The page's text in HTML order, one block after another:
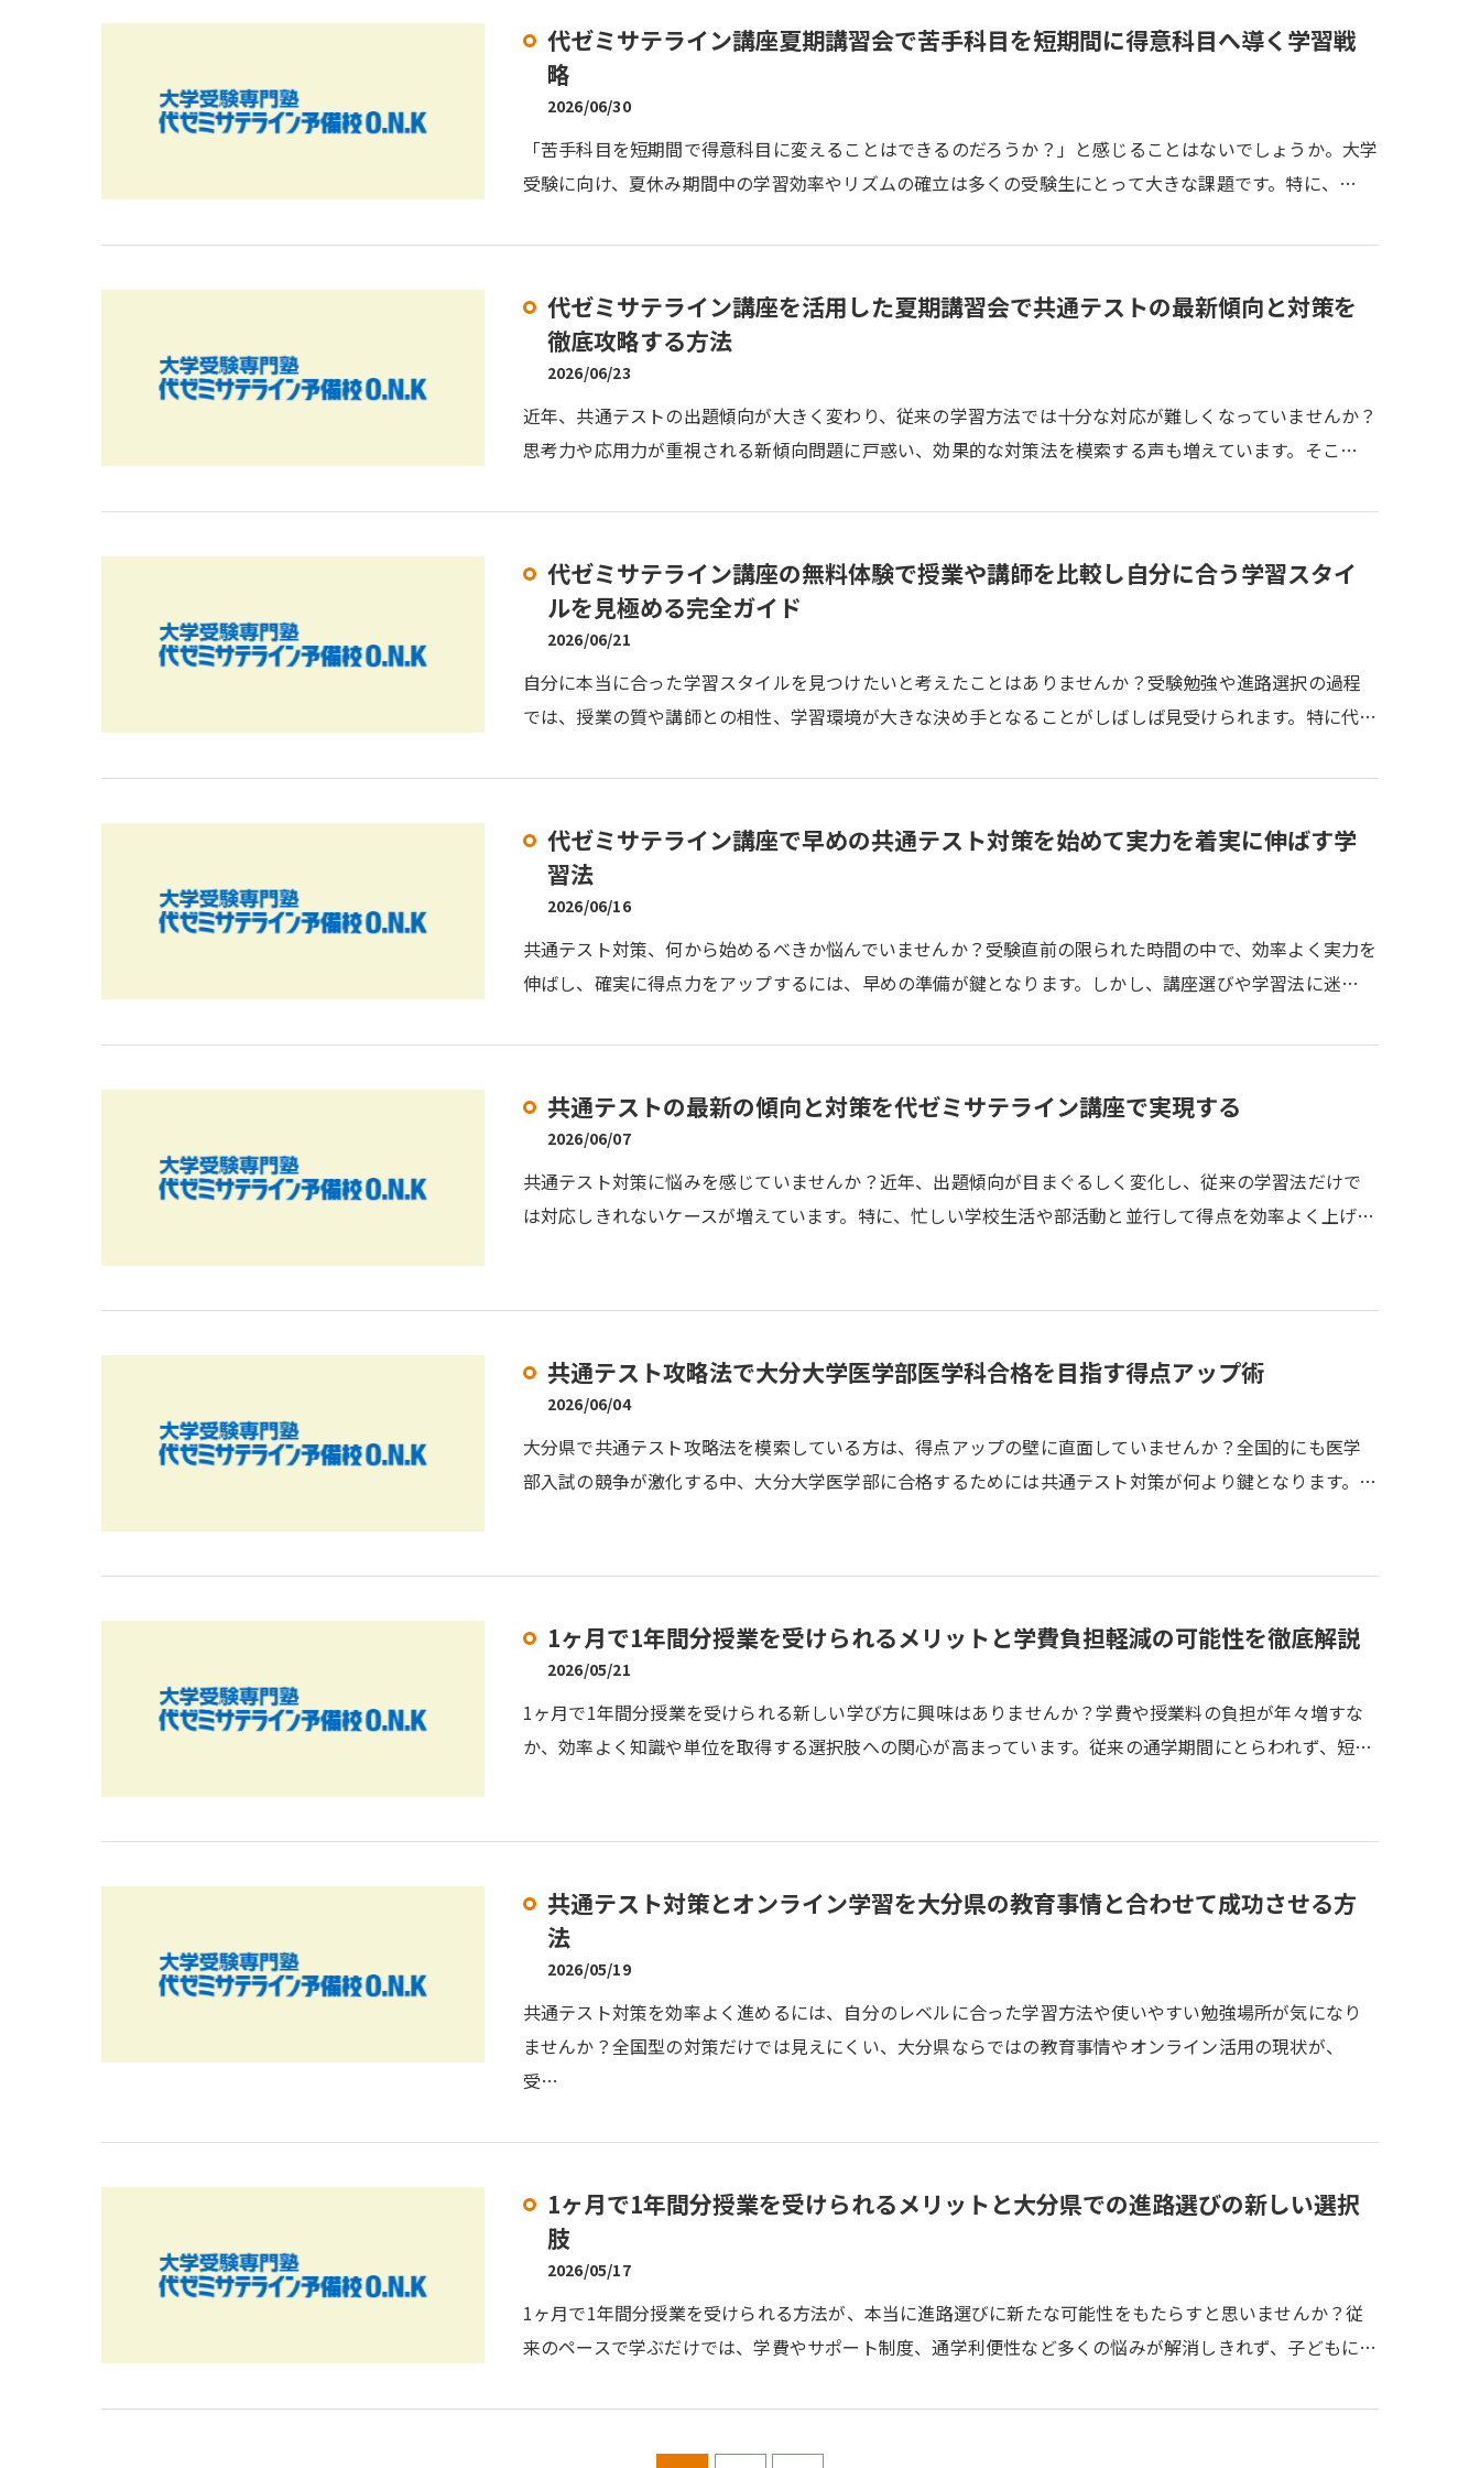
代ゼミサテライン講座夏期講習会で苦手科目を短期間に得意科目へ導く学習戦
略
2026/06/30
「苦手科目を短期間で得意科目に変えることはできるのだろうか？」と感じることはないでしょうか。大学
受験に向け、夏休み期間中の学習効率やリズムの確立は多くの受験生にとって大きな課題です。特に、…
代ゼミサテライン講座を活用した夏期講習会で共通テストの最新傾向と対策を
徹底攻略する方法
2026/06/23
近年、共通テストの出題傾向が大きく変わり、従来の学習方法では十分な対応が難しくなっていませんか？
思考力や応用力が重視される新傾向問題に戸惑い、効果的な対策法を模索する声も増えています。そこ…
代ゼミサテライン講座の無料体験で授業や講師を比較し自分に合う学習スタイ
ルを見極める完全ガイド
2026/06/21
自分に本当に合った学習スタイルを見つけたいと考えたことはありませんか？受験勉強や進路選択の過程
では、授業の質や講師との相性、学習環境が大きな決め手となることがしばしば見受けられます。特に代…
代ゼミサテライン講座で早めの共通テスト対策を始めて実力を着実に伸ばす学
習法
2026/06/16
共通テスト対策、何から始めるべきか悩んでいませんか？受験直前の限られた時間の中で、効率よく実力を
伸ばし、確実に得点力をアップするには、早めの準備が鍵となります。しかし、講座選びや学習法に迷…
共通テストの最新の傾向と対策を代ゼミサテライン講座で実現する
2026/06/07
共通テスト対策に悩みを感じていませんか？近年、出題傾向が目まぐるしく変化し、従来の学習法だけで
は対応しきれないケースが増えています。特に、忙しい学校生活や部活動と並行して得点を効率よく上げ…
共通テスト攻略法で大分大学医学部医学科合格を目指す得点アップ術
2026/06/04
大分県で共通テスト攻略法を模索している方は、得点アップの壁に直面していませんか？全国的にも医学
部入試の競争が激化する中、大分大学医学部に合格するためには共通テスト対策が何より鍵となります。…
1ヶ月で1年間分授業を受けられるメリットと学費負担軽減の可能性を徹底解説
2026/05/21
1ヶ月で1年間分授業を受けられる新しい学び方に興味はありませんか？学費や授業料の負担が年々増すな
か、効率よく知識や単位を取得する選択肢への関心が高まっています。従来の通学期間にとらわれず、短…
共通テスト対策とオンライン学習を大分県の教育事情と合わせて成功させる方
法
2026/05/19
共通テスト対策を効率よく進めるには、自分のレベルに合った学習方法や使いやすい勉強場所が気になり
ませんか？全国型の対策だけでは見えにくい、大分県ならではの教育事情やオンライン活用の現状が、
受…
1ヶ月で1年間分授業を受けられるメリットと大分県での進路選びの新しい選択
肢
2026/05/17
1ヶ月で1年間分授業を受けられる方法が、本当に進路選びに新たな可能性をもたらすと思いませんか？従
来のペースで学ぶだけでは、学費やサポート制度、通学利便性など多くの悩みが解消しきれず、子どもに…